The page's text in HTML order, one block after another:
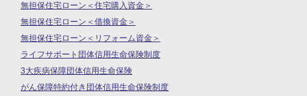
無担保住宅ローン＜住宅購入資金＞
無担保住宅ローン＜借換資金＞
無担保住宅ローン＜リフォーム資金＞
ライフサポート団体信用生命保険制度
3大疾病保障団体信用生命保険
がん保障特約付き団体信用生命保険制度